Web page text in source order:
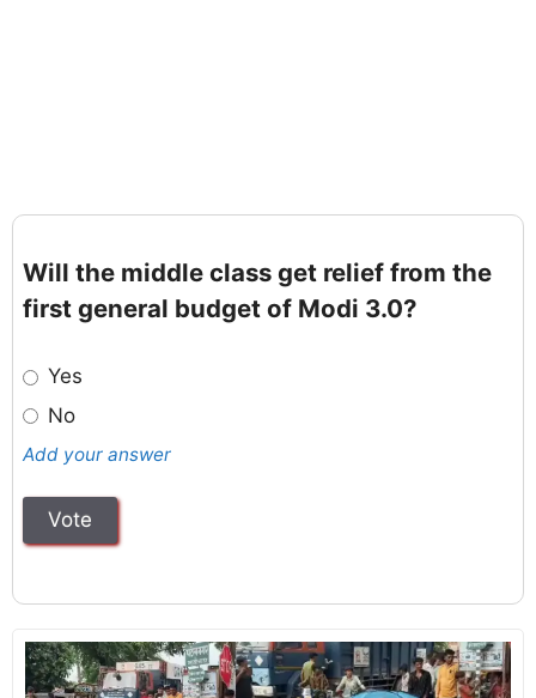
Will the middle class get relief from the
first general budget of Modi 3.0?
Yes
No
Add your answer